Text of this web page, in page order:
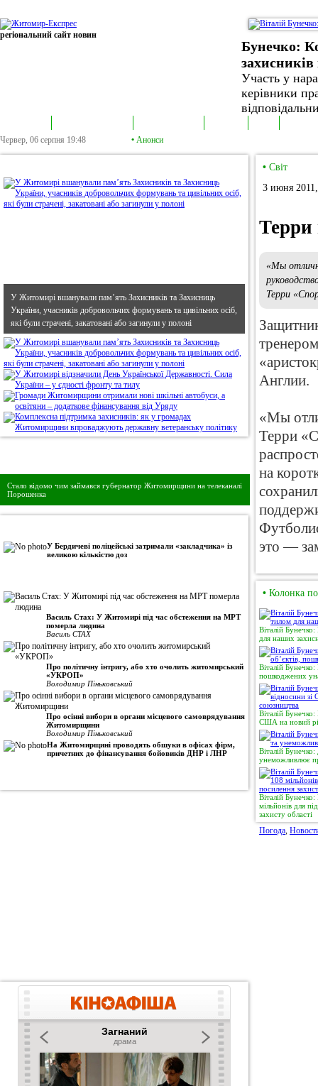
регіональний сайт новин
Бунечко:
захисників
Участь у
керівники
Червер, 06 серпня 19:48 • Анонси
У Житомирі вшанували пам’ять Захисників та Захисниць
України, учасників добровольчих формувань та цивільних осіб,
які були страчені, закатовані або загинули у полоні
Стало відомо чим займався губернатор Житомирщини на телеканалі
Порошенка
У Бердичеві поліцейські затримали «закладчика» із
великою кількістю доз
Василь Стах: У Житомирі під час обстеження на МРТ
померла людина
Василь СТАХ
Про політичну інтригу, або хто очолить житомирський
«УКРОП»
Володимир Піньковський
Про осінні вибори в органи місцевого самоврядування
Житомирщини
Володимир Піньковський
На Житомирщині проводять обшуки в офісах фірм,
причетних до фінансування бойовиків ДНР і ЛНР
• Світ
3 июня
Терри
«Мы
Терри
Англии.
«Мы
Терри
на
это —
• Колонка
Віталій
для наших
Віталій
пошкоджених
Віталій
США на новий
Віталій
унеможливлює
Віталій
мільйонів для
захисту області
Погода,